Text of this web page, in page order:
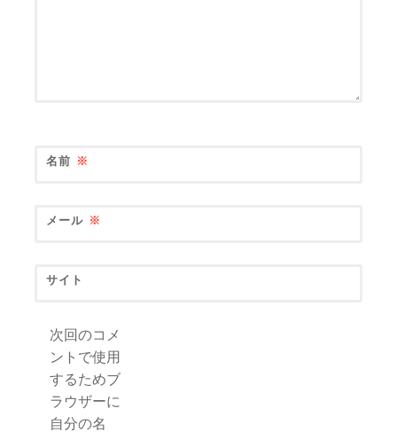
名前 ※
メール ※
サイト
次回のコメ
ントで使用
するためブ
ラウザーに
自分の名